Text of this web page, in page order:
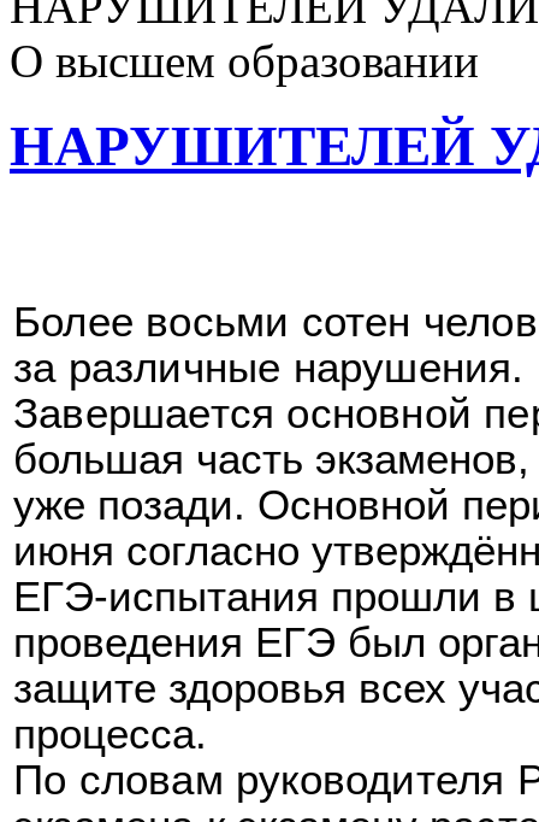
О высшем образовании
НАРУШИТЕЛЕЙ
Более восьми сотен
за различные нарушения.
Завершается основной
большая часть
уже позади. Основной
июня согласно
ЕГЭ-испытания прошли в
проведения ЕГЭ был
защите здоровья всех
процесса.
По словам руководителя